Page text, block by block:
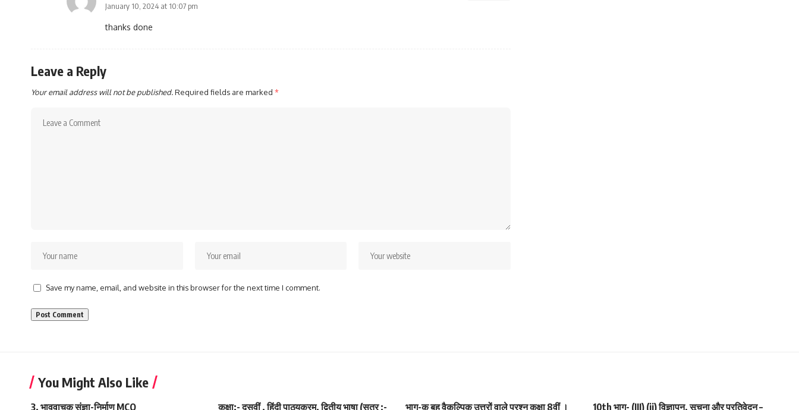
January 10, 2024 at 10:07 pm
thanks done
Leave a Reply
Your email address will not be published.Required fields are marked *
Save my name, email, and website in this browser for the next time I comment.
You Might Also Like
3. भाववाचक संज्ञा-निर्माण MCQ कक्षा:- दसवीं , हिंदी पाठ्यक्रम, द्वितीय भाषा (सत्र :- भाग-क बहु वैकल्पिक उत्तरों वाले प्रश्न कक्षा 8वीं । 10th भाग- (III) (ii) विज्ञापन, सूचना और प्रतिवेदन –